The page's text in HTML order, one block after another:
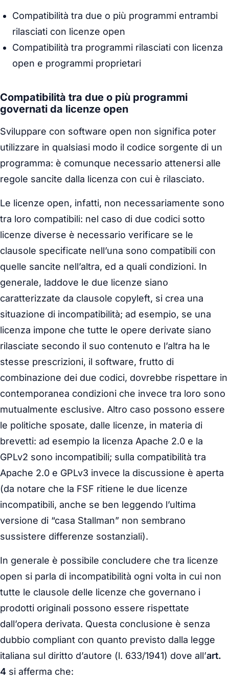
Compatibilità tra due o più programmi entrambi
rilasciati con licenze open
Compatibilità tra programmi rilasciati con licenza
open e programmi proprietari
Compatibilità tra due o più programmi
governati da licenze open
Sviluppare con software open non significa poter
utilizzare in qualsiasi modo il codice sorgente di un
programma: è comunque necessario attenersi alle
regole sancite dalla licenza con cui è rilasciato.
Le licenze open, infatti, non necessariamente sono
tra loro compatibili: nel caso di due codici sotto
licenze diverse è necessario verificare se le
clausole specificate nell’una sono compatibili con
quelle sancite nell’altra, ed a quali condizioni. In
generale, laddove le due licenze siano
caratterizzate da clausole copyleft, si crea una
situazione di incompatibilità; ad esempio, se una
licenza impone che tutte le opere derivate siano
rilasciate secondo il suo contenuto e l’altra ha le
stesse prescrizioni, il software, frutto di
combinazione dei due codici, dovrebbe rispettare in
contemporanea condizioni che invece tra loro sono
mutualmente esclusive. Altro caso possono essere
le politiche sposate, dalle licenze, in materia di
brevetti: ad esempio la licenza Apache 2.0 e la
GPLv2 sono incompatibili; sulla compatibilità tra
Apache 2.0 e GPLv3 invece la discussione è aperta
(da notare che la FSF ritiene le due licenze
incompatibili, anche se ben leggendo l’ultima
versione di “casa Stallman” non sembrano
sussistere differenze sostanziali).
In generale è possibile concludere che tra licenze
open si parla di incompatibilità ogni volta in cui non
tutte le clausole delle licenze che governano i
prodotti originali possono essere rispettate
dall’opera derivata. Questa conclusione è senza
dubbio compliant con quanto previsto dalla legge
italiana sul diritto d’autore (l. 633/1941) dove all’art.
4 si afferma che: